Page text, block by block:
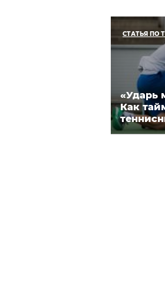
СТАТЬЯ ПО
«Ударь
Как